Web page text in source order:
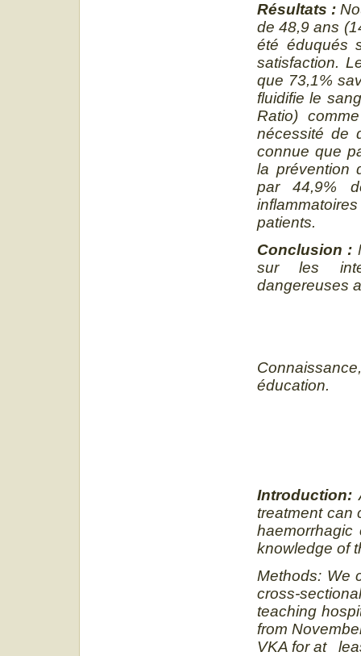
Résultats :
de 48,9 ans
été éduqués
satisfaction.
que 73,1%
fluidifie le
Ratio)
nécessité de
connue que
la prévention
par 44,9%
patients.
Conclusion :
sur les
dangereuses
éducation.
Introduction:
treatment can
knowledge of
Methods: We
cross-
teaching
from
VKA for at